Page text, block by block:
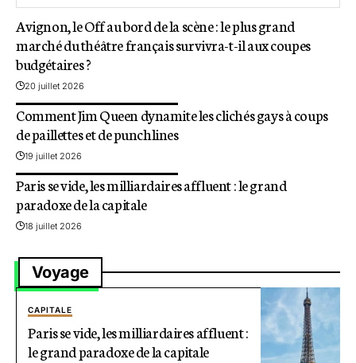
Avignon, le Off au bord de la scène : le plus grand
marché du théâtre français survivra-t-il aux coupes
budgétaires ?
20 juillet 2026
Comment Jim Queen dynamite les clichés gays à coups
de paillettes et de punchlines
19 juillet 2026
Paris se vide, les milliardaires affluent : le grand
paradoxe de la capitale
18 juillet 2026
Voyage
CAPITALE
Paris se vide, les milliardaires affluent :
le grand paradoxe de la capitale